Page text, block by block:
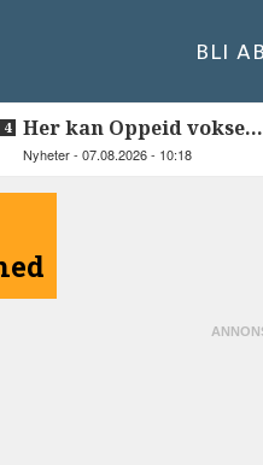
BLI
Her kan Oppeid vokse
videre
Nyheter - 07.08.2026 - 10:18